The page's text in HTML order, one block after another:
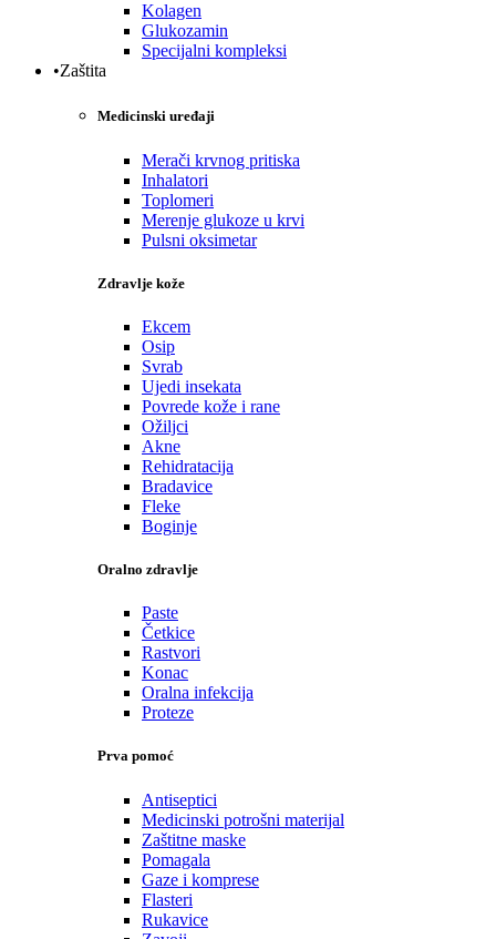
Kolagen
Glukozamin
Specijalni kompleksi
•Zaštita
Medicinski uređaji
Merači krvnog pritiska
Inhalatori
Toplomeri
Merenje glukoze u krvi
Pulsni oksimetar
Zdravlje kože
Ekcem
Osip
Svrab
Ujedi insekata
Povrede kože i rane
Ožiljci
Akne
Rehidratacija
Bradavice
Fleke
Boginje
Oralno zdravlje
Paste
Četkice
Rastvori
Konac
Oralna infekcija
Proteze
Prva pomoć
Antiseptici
Medicinski potrošni materijal
Zaštitne maske
Pomagala
Gaze i komprese
Flasteri
Rukavice